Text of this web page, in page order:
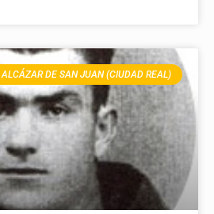
ALCÁZAR DE SAN JUAN (CIUDAD REAL)